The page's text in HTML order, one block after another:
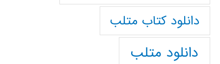
دانلود كتاب متلب
دانلود متلب